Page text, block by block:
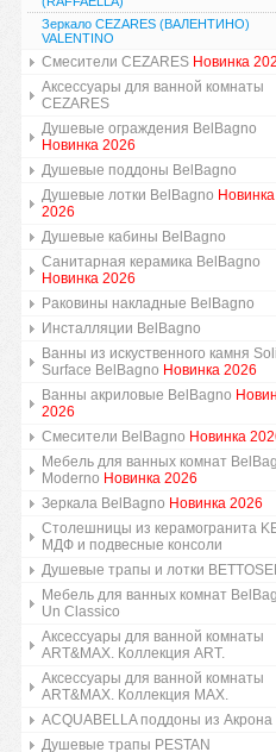
Зеркало CEZARES (ВАЛЕНТИНО)
VALENTINO
Смесители CEZARES Новинка
Аксессуары для ванной комнаты
CEZARES
Душевые ограждения BelBagno
Новинка 2026
Душевые поддоны BelBagno
Душевые лотки BelBagno Новинка
2026
Душевые кабины BelBagno
Санитарная керамика BelBagno
Новинка 2026
Раковины накладные BelBagno
Инсталляции BelBagno
Ванны из искуственного камня
Surface BelBagno Новинка 2026
Ванны акриловые BelBagno
2026
Смесители BelBagno Новинка
Мебель для ванных комнат
Moderno Новинка 2026
Зеркала BelBagno Новинка 2026
Столешницы из керамогранита
МДФ и подвесные консоли
Душевые трапы и лотки
Мебель для ванных комнат
Un Classico
Аксессуары для ванной комнаты
ART&MAX. Коллекция ART.
Аксессуары для ванной комнаты
ART&MAX. Коллекция MAX.
ACQUABELLA поддоны из Акрона
Душевые трапы PESTAN